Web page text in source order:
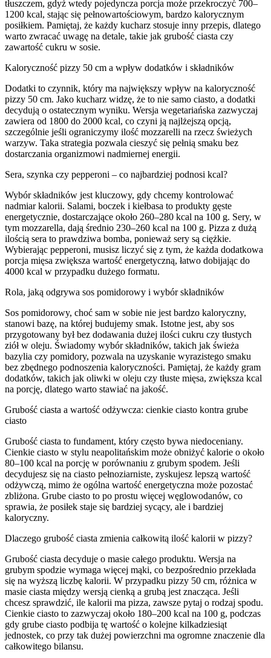
tłuszczem, gdyż wtedy pojedyncza porcja może przekroczyć 700–
1200 kcal, stając się pełnowartościowym, bardzo kalorycznym
posiłkiem. Pamiętaj, że każdy kucharz stosuje inny przepis, dlatego
warto zwracać uwagę na detale, takie jak grubość ciasta czy
zawartość cukru w sosie.
Kaloryczność pizzy 50 cm a wpływ dodatków i składników
Dodatki to czynnik, który ma największy wpływ na kaloryczność
pizzy 50 cm. Jako kucharz widzę, że to nie samo ciasto, a dodatki
decydują o ostatecznym wyniku. Wersja wegetariańska zazwyczaj
zawiera od 1800 do 2000 kcal, co czyni ją najlżejszą opcją,
szczególnie jeśli ograniczymy ilość mozzarelli na rzecz świeżych
warzyw. Taka strategia pozwala cieszyć się pełnią smaku bez
dostarczania organizmowi nadmiernej energii.
Sera, szynka czy pepperoni – co najbardziej podnosi kcal?
Wybór składników jest kluczowy, gdy chcemy kontrolować
nadmiar kalorii. Salami, boczek i kiełbasa to produkty gęste
energetycznie, dostarczające około 260–280 kcal na 100 g. Sery, w
tym mozzarella, dają średnio 230–260 kcal na 100 g. Pizza z dużą
ilością sera to prawdziwa bomba, ponieważ sery są ciężkie.
Wybierając pepperoni, musisz liczyć się z tym, że każda dodatkowa
porcja mięsa zwiększa wartość energetyczną, łatwo dobijając do
4000 kcal w przypadku dużego formatu.
Rola, jaką odgrywa sos pomidorowy i wybór składników
Sos pomidorowy, choć sam w sobie nie jest bardzo kaloryczny,
stanowi bazę, na której budujemy smak. Istotne jest, aby sos
przygotowany był bez dodawania dużej ilości cukru czy tłustych
ziół w oleju. Świadomy wybór składników, takich jak świeża
bazylia czy pomidory, pozwala na uzyskanie wyrazistego smaku
bez zbędnego podnoszenia kaloryczności. Pamiętaj, że każdy gram
dodatków, takich jak oliwki w oleju czy tłuste mięsa, zwiększa kcal
na porcję, dlatego warto stawiać na jakość.
Grubość ciasta a wartość odżywcza: cienkie ciasto kontra grube
ciasto
Grubość ciasta to fundament, który często bywa niedoceniany.
Cienkie ciasto w stylu neapolitańskim może obniżyć kalorie o około
80–100 kcal na porcję w porównaniu z grubym spodem. Jeśli
decydujesz się na ciasto pełnoziarniste, zyskujesz lepszą wartość
odżywczą, mimo że ogólna wartość energetyczna może pozostać
zbliżona. Grube ciasto to po prostu więcej węglowodanów, co
sprawia, że posiłek staje się bardziej sycący, ale i bardziej
kaloryczny.
Dlaczego grubość ciasta zmienia całkowitą ilość kalorii w pizzy?
Grubość ciasta decyduje o masie całego produktu. Wersja na
grubym spodzie wymaga więcej mąki, co bezpośrednio przekłada
się na wyższą liczbę kalorii. W przypadku pizzy 50 cm, różnica w
masie ciasta między wersją cienką a grubą jest znacząca. Jeśli
chcesz sprawdzić, ile kalorii ma pizza, zawsze pytaj o rodzaj spodu.
Cienkie ciasto to zazwyczaj około 180–200 kcal na 100 g, podczas
gdy grube ciasto podbija tę wartość o kolejne kilkadziesiąt
jednostek, co przy tak dużej powierzchni ma ogromne znaczenie dla
całkowitego bilansu.